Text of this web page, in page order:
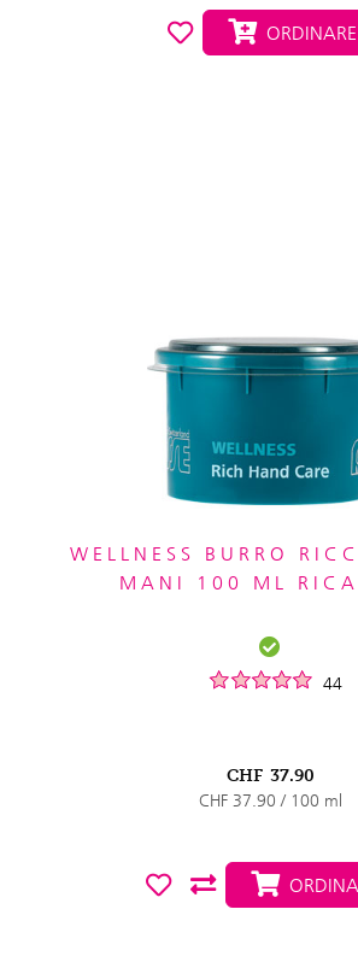
ORDINARE
WELLNESS BURRO
MANI 100 ML
44
CHF 37.90
CHF 37.90 / 100 ml